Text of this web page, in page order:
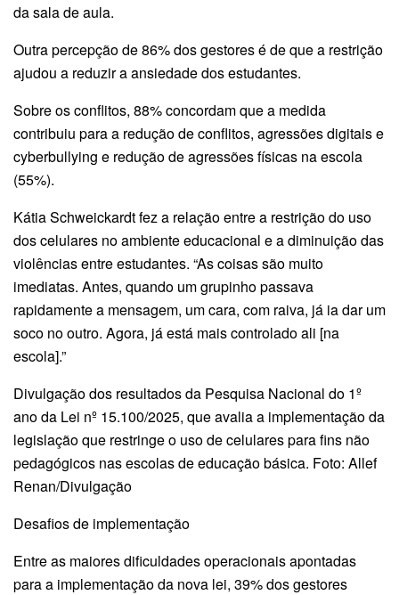
da sala de aula.
Outra percepção de 86% dos gestores é de que a restrição
ajudou a reduzir a ansiedade dos estudantes.
Sobre os conflitos, 88% concordam que a medida
contribuiu para a redu­ção de conflitos, agressões digitais e
cyberbullying e redução de agressões físicas na escola
(55%).
Kátia Schweickardt fez a relação entre a restrição do uso
dos celulares no ambiente educacional e a diminuição das
violências entre estudantes. “As coisas são muito
imediatas. Antes, quando um grupinho passava
rapidamente a mensagem, um cara, com raiva, já ia dar um
soco no outro. Agora, já está mais controlado ali [na
escola].”
Divulgação dos resultados da Pesquisa Nacional do 1º
ano da Lei nº 15.100/2025, que avalia a implementação da
legislação que restringe o uso de celulares para fins não
pedagógicos nas escolas de educação básica. Foto: Allef
Renan/Divulgação
Desafios de implementação
Entre as maiores dificuldades operacionais apontadas
para a implementação da nova lei, 39% dos gestores